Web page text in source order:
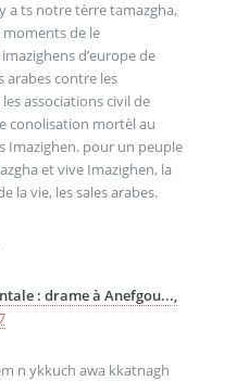
a ts notre tèrre tamazgha,
moments de le
d’europe de
arabes contre les
associations civil de
conolisation mortèl au
Imazighen. pour un peuple
et vive Imazighen, la
la vie, les sales arabes.
: drame à Anefgou...,
n ykkuch awa kkatnagh